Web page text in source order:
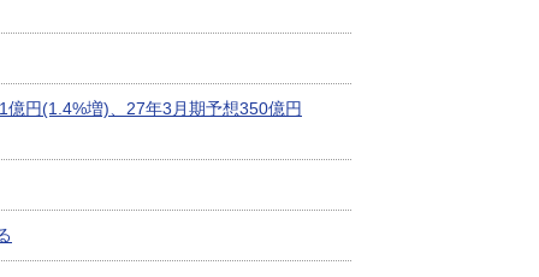
円(1.4%増)、27年3月期予想350億円